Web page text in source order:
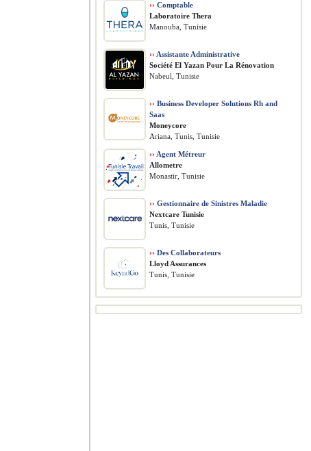
›› Comptable
Laboratoire Thera
Manouba, Tunisie
›› Assistante Administrative
Société El Yazan Pour La Rénovation
Nabeul, Tunisie
›› Business Developer Solutions Rh and
Saas
Moneycore
Ariana, Tunis, Tunisie
›› Agent Métreur
Allometre
Monastir, Tunisie
›› Gestionnaire de Sinistres Maladie
Nextcare Tunisie
Tunis, Tunisie
›› Des Collaborateurs
Lloyd Assurances
Tunis, Tunisie